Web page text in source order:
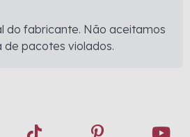
do fabricante. Não aceitamos
pacotes violados.